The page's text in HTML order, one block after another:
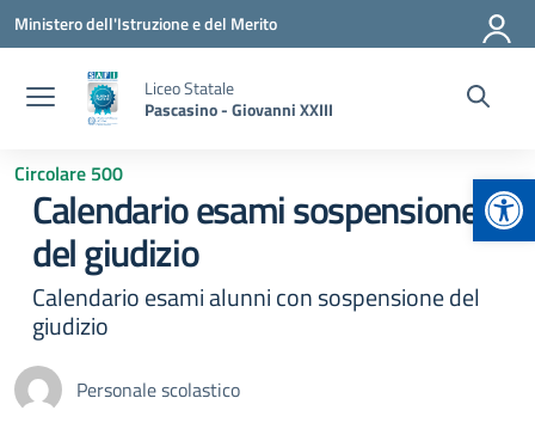
Vai ai contenuti
Vai al menu di navigazione
Vai al footer
Ministero dell'Istruzione e del Merito
Liceo Statale
Pascasino - Giovanni XXIII
Circolare 500
Calendario esami sospensione
del giudizio
Calendario esami alunni con sospensione del
giudizio
Personale scolastico